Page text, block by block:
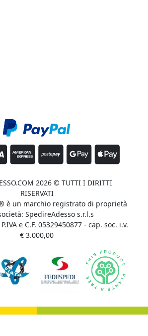
2026 © TUTTI I DIRITTI
RISERVATI
è un marchio registrato di proprietà
SpedireAdesso s.r.l.s
e C.F. 05329450877 - cap. soc. i.v.
€ 3.000,00